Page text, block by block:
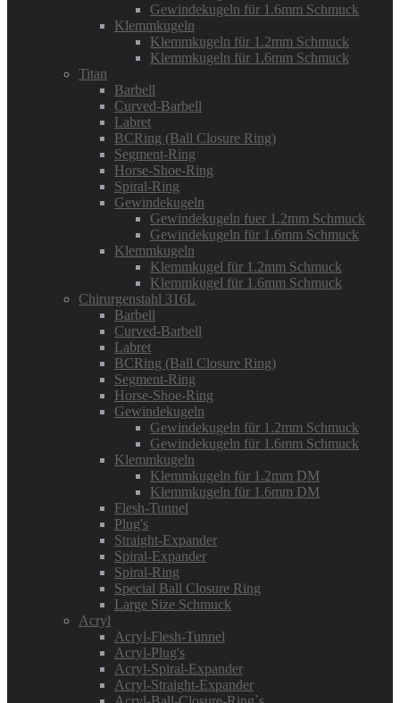
Gewindekugeln für 1.6mm Schmuck
Klemmkugeln
Klemmkugeln für 1.2mm Schmuck
Klemmkugeln für 1.6mm Schmuck
Titan
Barbell
Curved-Barbell
Labret
BCRing (Ball Closure Ring)
Segment-Ring
Horse-Shoe-Ring
Spiral-Ring
Gewindekugeln
Gewindekugeln fuer 1.2mm Schmuck
Gewindekugeln für 1.6mm Schmuck
Klemmkugeln
Klemmkugel für 1.2mm Schmuck
Klemmkugel für 1.6mm Schmuck
Chirurgenstahl 316L
Barbell
Curved-Barbell
Labret
BCRing (Ball Closure Ring)
Segment-Ring
Horse-Shoe-Ring
Gewindekugeln
Gewindekugeln für 1.2mm Schmuck
Gewindekugeln für 1.6mm Schmuck
Klemmkugeln
Klemmkugeln für 1.2mm DM
Klemmkugeln für 1.6mm DM
Flesh-Tunnel
Plug's
Straight-Expander
Spiral-Expander
Spiral-Ring
Special Ball Closure Ring
Large Size Schmuck
Acryl
Acryl-Flesh-Tunnel
Acryl-Plug's
Acryl-Spiral-Expander
Acryl-Straight-Expander